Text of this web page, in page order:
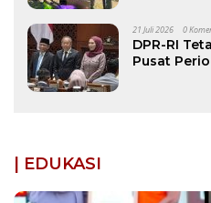
21 Juli 2026 0
DPR-RI
Pusat
| EDUKASI